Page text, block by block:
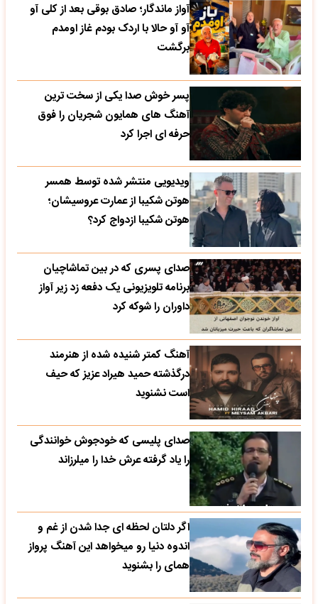
آواز ماندگار؛ صادق بوقی بعد از کلی آو
آو آو حالا با اردک بودم غاز اومدم
برگشت
پسر خوش صدا یکی از سخت ترین
آهنگ های همایون شجریان را فوق
حرفه ای اجرا کرد
ویدیویی منتشر شده توسط همسر
هوتن شکیبا از عمارت عروسیشان؛
هوتن شکیبا ازدواج کرد؟
صدای پسری که در بین تماشاچیان
برنامه تلویزیونی یک دفعه زد زیر آواز
داوران را شوکه کرد
آهنگ کمتر شنیده شده از هنرمند
درگذشته حمید هیراد عزیز که حیف
است نشنوید
صدای پلیسی که خودجوش خوانندگی
را یاد گرفته عرش خدا را میلرزاند
اگر دلتان لحظه ای جدا شدن از غم و
اندوه دنیا رو میخواهد این آهنگ پرواز
همای را بشنوید